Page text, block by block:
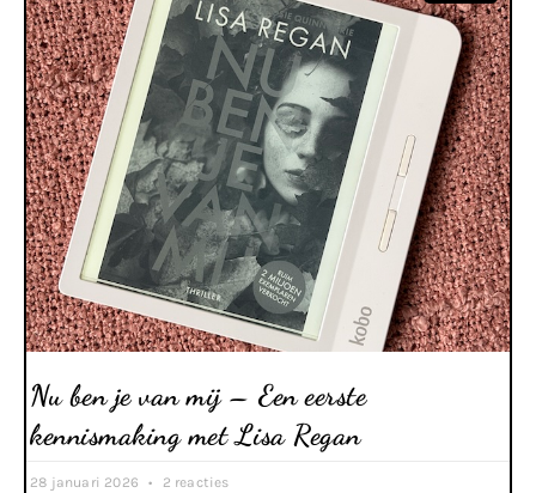
Nu ben je van mij – Een eerste
kennismaking met Lisa Regan
28 januari 2026 2 reacties